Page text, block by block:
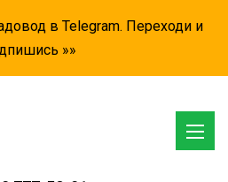
в Telegram. Переходи и
»»